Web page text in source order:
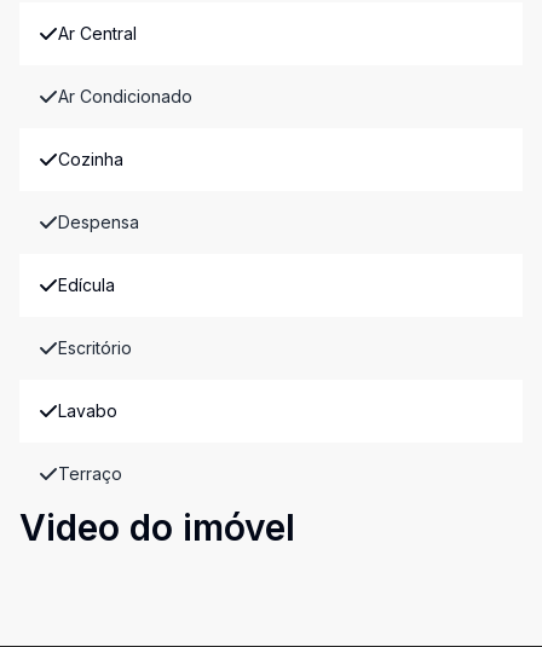
Ar Central
Ar Condicionado
Cozinha
Despensa
Edícula
Escritório
Lavabo
Terraço
Video do imóvel